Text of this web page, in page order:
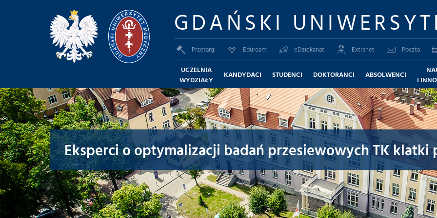
GDAŃSKI
Przetargi Eduroam eDziekanat Extranet Poczta
UCZELNIA
WYDZIAŁY
KANDYDACI STUDENCI DOKTORANCI ABSOLWENCI
I
Eksperci o optymalizacji badań przesiewowych TK klatki